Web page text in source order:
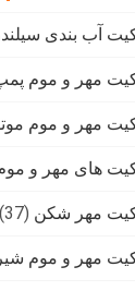
آب بندی
مهر و موم
مهر و موم
های مهر و
مهر شکن (37)
مهر و موم